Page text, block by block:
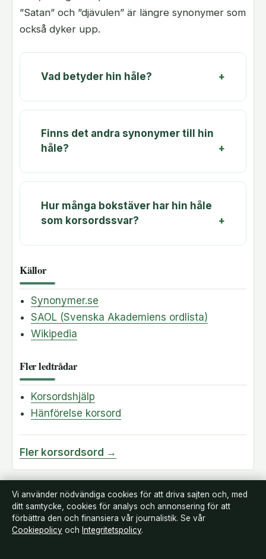
”Satan” och ”djävulen” är längre synonymer som
också dyker upp.
Vad betyder hin håle?
Finns det andra synonymer till hin
håle?
Hur många bokstäver har hin håle
som korsordssvar?
Källor
Synonymer.se
SAOL (Svenska Akademiens ordlista)
Wikipedia
Fler ledtrådar
Korsordshjälp
Hänförelse korsord
Fler korsordsord →
Landsortstidningen
Vi använder nödvändiga cookies för att driva sajten och, med
ditt samtycke, cookies för analys och annonsering för att
förbättra den och finansiera vår journalistik. Se vår
Cookiepolicy och Integritetspolicy.